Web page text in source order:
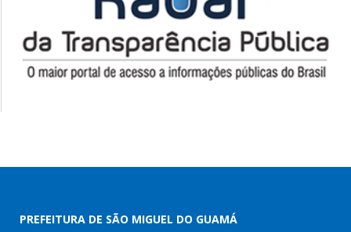
PREFEITURA DE SÃO MIGUEL DO GUAMÁ